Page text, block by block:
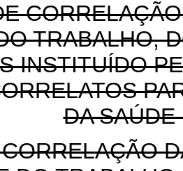
TRABALHO,
INSTITUÍDO
DA